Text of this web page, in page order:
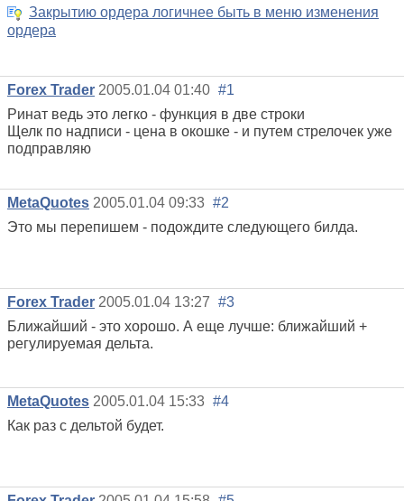
Закрытию ордера логичнее быть в меню изменения
ордера
Forex Trader 2005.01.04 01:40 #1
Ринат ведь это легко - функция в две строки
Щелк по надписи - цена в окошке - и путем стрелочек уже
подправляю
MetaQuotes 2005.01.04 09:33 #2
Это мы перепишем - подождите следующего билда.
Forex Trader 2005.01.04 13:27 #3
Ближайший - это хорошо. А еще лучше: ближайший +
регулируемая дельта.
MetaQuotes 2005.01.04 15:33 #4
Как раз с дельтой будет.